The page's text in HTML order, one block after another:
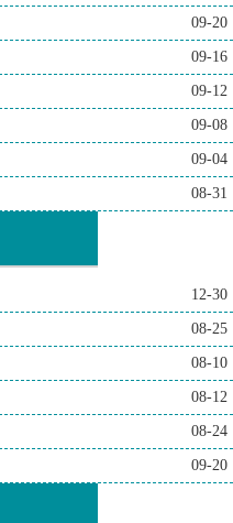
09-20
09-16
09-12
09-08
09-04
08-31
12-30
08-25
08-10
08-12
08-24
09-20